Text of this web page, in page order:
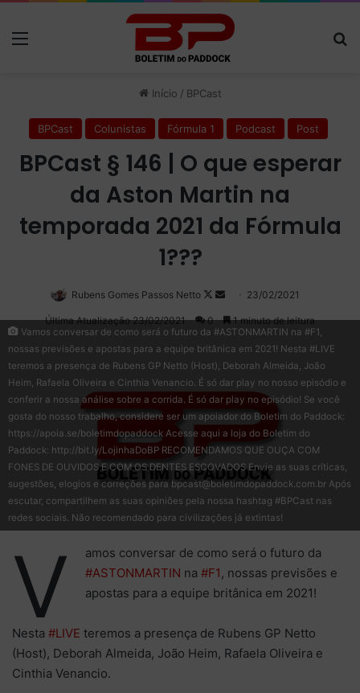
Início / BPCast
BPCast Colunistas Fórmula 1 Podcast Post
BPCast § 146 | O que esperar
da Aston Martin na
temporada 2021 da Fórmula
1???
Rubens Gomes Passos Netto
Follow
on
X
Mande
um
e-
mail
23/02/2021
Última Atualização 23/02/2021 0 1 minuto de leitura
Vamos conversar de como será o futuro da #ASTONMARTIN​ na #F1​​​,
nossas previsões e apostas para a equipe britânica em 2021! Nesta #LIVE​​​
teremos a presença de Rubens GP Netto (Host), Deborah Almeida, João
Heim, Rafaela Oliveira e Cinthia Venancio. É só dar play no nosso episódio e
conferir a nossa análise sobre a corrida. É só dar play no episódio! Se você
gosta do nosso trabalho, considere ser um apoiador do Boletim do Paddock:
https://apoia.se/boletimdopaddock Acesse aqui a loja do Boletim do
Paddock: http://bit.ly/LojinhaDoBP RECOMENDAMOS QUE OUÇA COM
FONES DE OUVIDOS E COM OS DENTES ESCOVADOS Envie as suas críticas,
sugestões, elogios e correções para bpcast@boletimdopaddock.com.br Após
escutar, compartilhem as suas opiniões pela nossa hashtag #BPCast nas
redes sociais. Não recomendado para civilizações já extintas!
V
amos conversar de como será o futuro da
#ASTONMARTIN na #F1​​, nossas previsões e
apostas para a equipe britânica em 2021!
Nesta #LIVE​​ teremos a presença de Rubens GP Netto
(Host), Deborah Almeida, João Heim, Rafaela Oliveira e
Cinthia Venancio.